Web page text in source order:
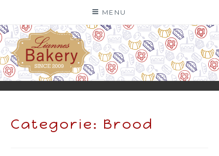
content
MENU
Categorie: Brood